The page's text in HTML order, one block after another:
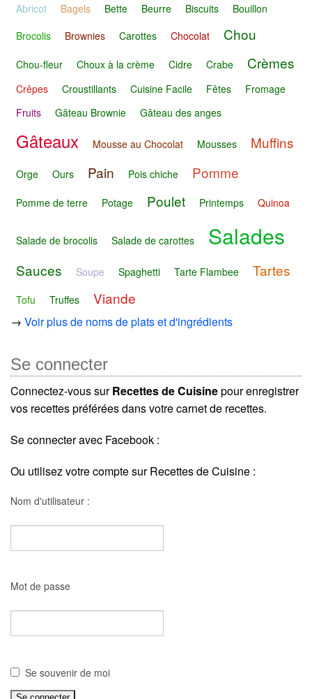
Abricot Bagels Bette Beurre Biscuits
Bouillon
Brocolis
Brownies Carottes Chocolat Chou
Chou-fleur Choux à la crème Cidre Crabe Crèmes
Crêpes Croustillants Cuisine Facile Fêtes
Fromage
Fruits
Gâteau Brownie Gâteau des anges
Gâteaux Mousse au Chocolat Mousses Muffins
Orge Ours Pain Pois chiche Pomme
Pomme de terre Potage Poulet Printemps Quinoa
Salade de brocolis Salade de carottes Salades
Sauces Soupe Spaghetti Tarte Flambee Tartes
Tofu Truffes Viande
→ Voir plus de noms de plats et d'ingrédients
Se connecter
Connectez-vous surRecettes de Cuisinepour enregistrer
vos recettes préférées dans votre carnet de recettes.
Se connecter avec Facebook :
Ou utilisez votre compte sur Recettes de Cuisine :
Nom d'utilisateur :
Mot de passe
Se souvenir de moi